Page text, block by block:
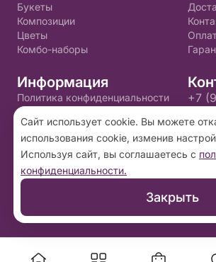
Букеты
Композиции
Цветы
Комбо-наборы
Информация
Политика конфиденциальности
Пользовательское соглашение
+7
2026 ©«Золотой цветок»-
доставки цветов в Пскове. Сайт
платформеФлория.
Сайт использует cookie. Вы можете
использования cookie, изменив
Используя сайт, вы соглашаетесь с
конфиденциальности.
Закрыть